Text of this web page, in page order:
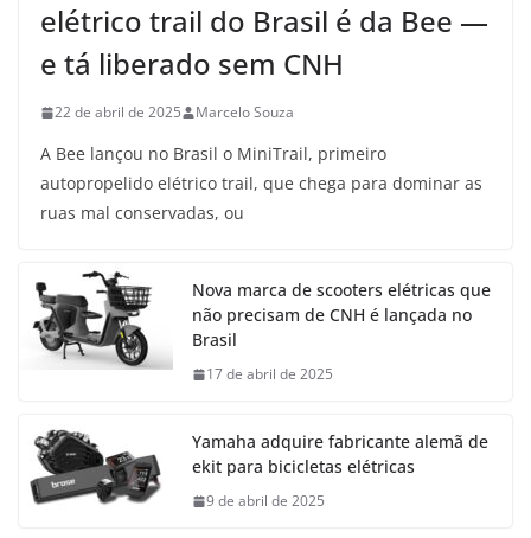
elétrico trail do Brasil é da Bee —
e tá liberado sem CNH
22 de abril de 2025 Marcelo Souza
A Bee lançou no Brasil o MiniTrail, primeiro
autopropelido elétrico trail, que chega para dominar as
ruas mal conservadas, ou
Nova marca de scooters elétricas que
não precisam de CNH é lançada no
Brasil
17 de abril de 2025
Yamaha adquire fabricante alemã de
ekit para bicicletas elétricas
9 de abril de 2025